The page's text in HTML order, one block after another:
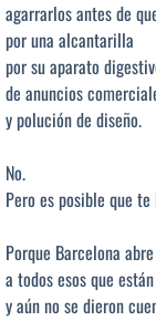
agarrarlos antes de
por una alcantarilla
por su aparato
de anuncios
y polución de diseño.
No.
Pero es posible que
Porque Barcelona
a todos esos que
y aún no se dieron